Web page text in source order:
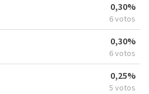
0,30%
6 votos
0,30%
6 votos
0,25%
5 votos